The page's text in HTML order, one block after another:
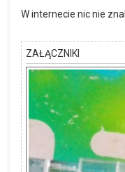
W internecie nic nie
ZAŁĄCZNIKI